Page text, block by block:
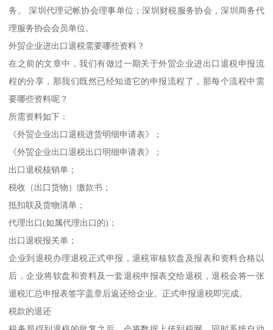
务。 深圳代理记帐协会理事单位；深圳财税服务协会，深圳商务代
理服务协会会员单位。
外贸企业进出口退税需要哪些资料？
在之前的文章中，我们有做过一期关于外贸企业进出口退税申报流
程的分享，那我们既然已经知道它的申报流程了，那每个流程中需
要哪些资料呢？
所需资料如下：
《外贸企业出口退税进货明细申请表》；
《外贸企业出口退税出口明细申请表》；
出口退税核销单；
税收（出口货物）缴款书；
抵扣联及货物清单；
代理出口(如属代理出口的)；
出口退税报关单；
企业到退税办理退税正式申报，退税审核软盘及报表和资料合格以
后，企业将软盘和资料及一套退税申报表交给退税，退税会将一张
退税汇总申报表签字盖章后返还给企业。正式申报退税即完成。
税款的退还